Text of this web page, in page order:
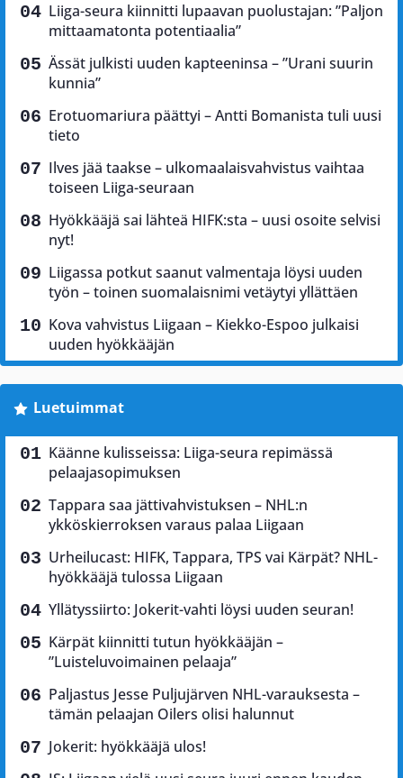
Liiga-seura kiinnitti lupaavan puolustajan: ”Paljon
mittaamatonta potentiaalia”
Ässät julkisti uuden kapteeninsa – ”Urani suurin
kunnia”
Erotuomariura päättyi – Antti Bomanista tuli uusi
tieto
Ilves jää taakse – ulkomaalaisvahvistus vaihtaa
toiseen Liiga-seuraan
Hyökkääjä sai lähteä HIFK:sta – uusi osoite selvisi
nyt!
Liigassa potkut saanut valmentaja löysi uuden
työn – toinen suomalaisnimi vetäytyi yllättäen
Kova vahvistus Liigaan – Kiekko-Espoo julkaisi
uuden hyökkääjän
Luetuimmat
Käänne kulisseissa: Liiga-seura repimässä
pelaajasopimuksen
Tappara saa jättivahvistuksen – NHL:n
ykköskierroksen varaus palaa Liigaan
Urheilucast: HIFK, Tappara, TPS vai Kärpät? NHL-
hyökkääjä tulossa Liigaan
Yllätyssiirto: Jokerit-vahti löysi uuden seuran!
Kärpät kiinnitti tutun hyökkääjän –
”Luisteluvoimainen pelaaja”
Paljastus Jesse Puljujärven NHL-varauksesta –
tämän pelaajan Oilers olisi halunnut
Jokerit: hyökkääjä ulos!